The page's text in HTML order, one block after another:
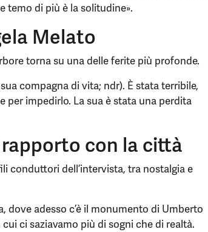
temo di più è la solitudine».
Melato
torna su una delle ferite più profonde.
compagna di vita; ndr). È stata terribile,
impedirlo. La sua è stata una perdita
con la città
conduttori dell’intervista, tra nostalgia e
dove adesso c’è il monumento di Umberto
ci saziavamo più di sogni che di realtà.